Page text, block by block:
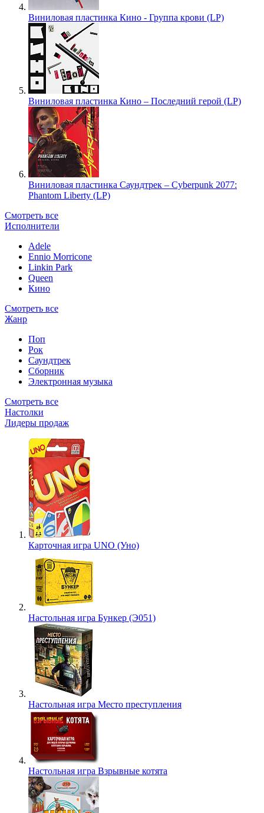
Виниловая пластинка Кино - Группа крови (LP)
Виниловая пластинка Кино – Последний герой (LP)
Виниловая пластинка Саундтрек – Cyberpunk 2077:
Phantom Liberty (LP)
Смотреть все
Исполнители
Adele
Ennio Morricone
Linkin Park
Queen
Кино
Смотреть все
Жанр
Поп
Рок
Саундтрек
Сборник
Электронная музыка
Смотреть все
Настолки
Лидеры продаж
Карточная игра UNO (Уно)
Настольная игра Бункер (Э051)
Настольная игра Место преступления
Настольная игра Взрывные котята